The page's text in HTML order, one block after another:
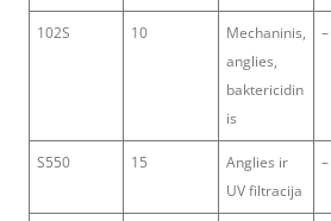
102S 10
Mechaninis,
anglies,
baktericidin
is
–
S550 15
Anglies ir
UV filtracija
–